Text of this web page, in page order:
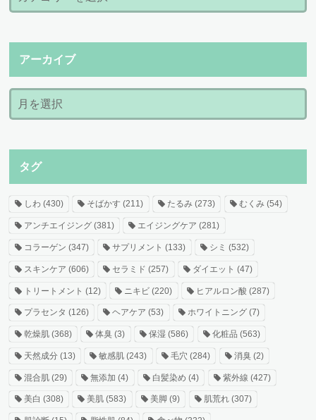
アーカイブ
タグ
しわ(430) そばかす (211) たるみ (273) むくみ(54)
アンチエイジング(381) エイジングケア (281)
コラーゲン (347) サプリメント (133) シミ (532)
スキンケア (606) セラミド (257) ダイエット (47)
トリートメント (12) ニキビ (220) ヒアルロン酸 (287)
プラセンタ (126) ヘアケア (53) ホワイトニング (7)
乾燥肌(368) 体臭 (3) 保湿 (586) 化粧品 (563)
天然成分(13) 敏感肌 (243) 毛穴 (284) 消臭(2)
混合肌(29) 無添加 (4) 白髪染め (4) 紫外線 (427)
美白 (308) 美肌 (583) 美脚 (9) 肌荒れ(307)